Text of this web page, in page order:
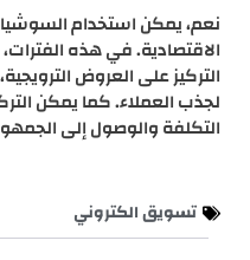
نعم، يمكن استخدام
الاقتصادية. في هذه الفترات،
التركيز على العروض
لجذب العملاء. كما يمكن
التكلفة والوصول إلى
تسويق الكتروني